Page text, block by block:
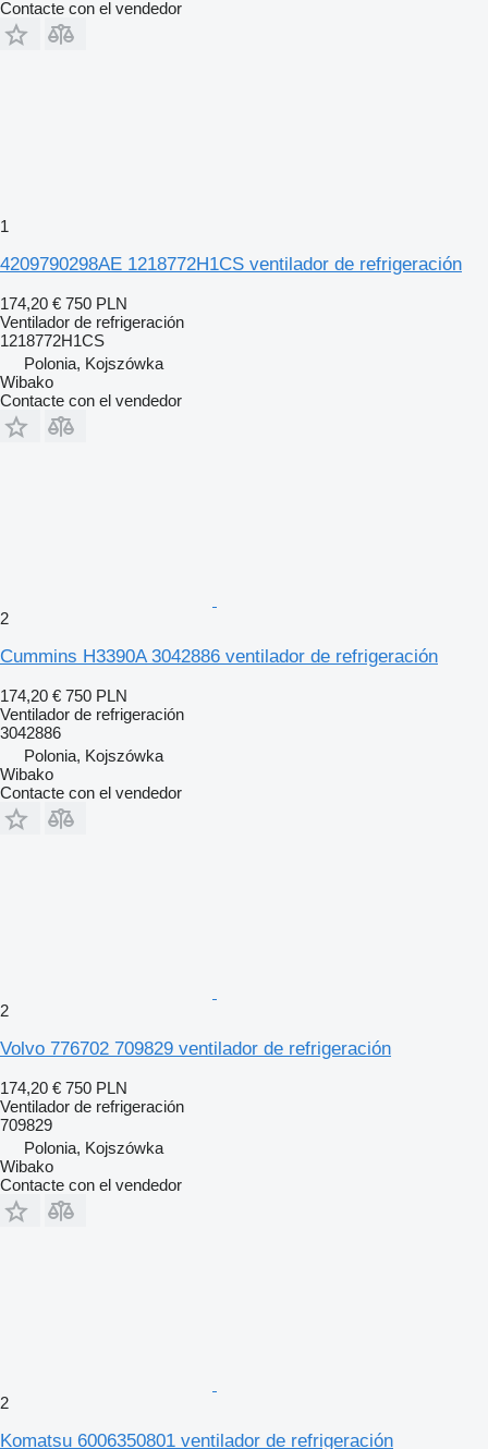
Contacte con el vendedor
1
4209790298AE 1218772H1CS ventilador de refrigeración
174,20 € 750 PLN
Ventilador de refrigeración
1218772H1CS
Polonia, Kojszówka
Wibako
Contacte con el vendedor
2
Cummins H3390A 3042886 ventilador de refrigeración
174,20 € 750 PLN
Ventilador de refrigeración
3042886
Polonia, Kojszówka
Wibako
Contacte con el vendedor
2
Volvo 776702 709829 ventilador de refrigeración
174,20 € 750 PLN
Ventilador de refrigeración
709829
Polonia, Kojszówka
Wibako
Contacte con el vendedor
2
Komatsu 6006350801 ventilador de refrigeración